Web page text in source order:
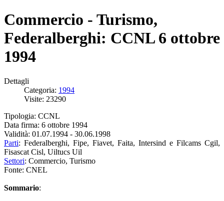
Commercio - Turismo,
Federalberghi: CCNL 6 ottobre
1994
Dettagli
Categoria: 1994
Visite: 23290
Tipologia: CCNL
Data firma: 6 ottobre 1994
Validità: 01.07.1994 - 30.06.1998
Parti: Federalberghi, Fipe, Fiavet, Faita, Intersind e Filcams Cgil,
Fisascat Cisl, Uiltucs Uil
Settori: Commercio, Turismo
Fonte: CNEL
Sommario: